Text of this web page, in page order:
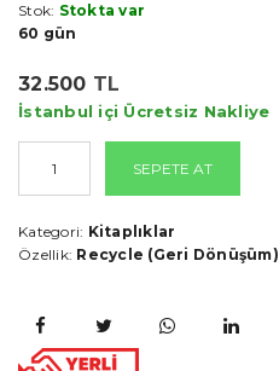
Stok: Stokta var
60 gün
32.500 TL
İstanbul içi Ücretsiz Nakliye
SEPETE AT
Kategori: Kitaplıklar
Özellik: Recycle (Geri Dönüşüm)